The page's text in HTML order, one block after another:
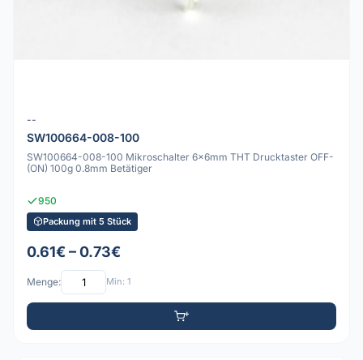
--
SW100664-008-100
SW100664-008-100 Mikroschalter 6x6mm THT Drucktaster OFF-
(ON) 100g 0.8mm Betätiger
950
Packung mit 5 Stück
0.61€ – 0.73€
Menge: Min: 1